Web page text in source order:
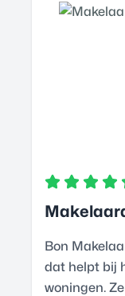
Bon
dat helpt bij
woningen.